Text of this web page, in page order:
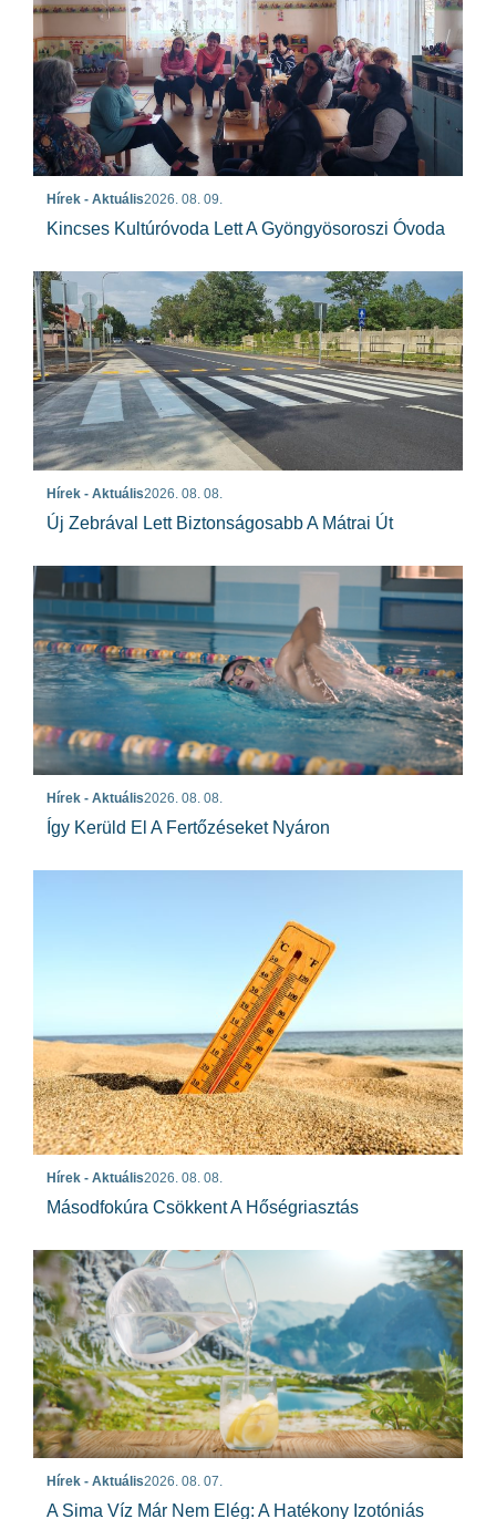
Hírek - Aktuális2026. 08. 09.
Kincses Kultúróvoda Lett A Gyöngyösoroszi Óvoda
Hírek - Aktuális2026. 08. 08.
Új Zebrával Lett Biztonságosabb A Mátrai Út
Hírek - Aktuális2026. 08. 08.
Így Kerüld El A Fertőzéseket Nyáron
Hírek - Aktuális2026. 08. 08.
Másodfokúra Csökkent A Hőségriasztás
Hírek - Aktuális2026. 08. 07.
A Sima Víz Már Nem Elég: A Hatékony Izotóniás